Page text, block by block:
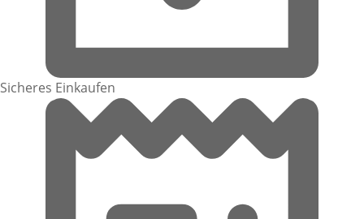
Sicheres Einkaufen